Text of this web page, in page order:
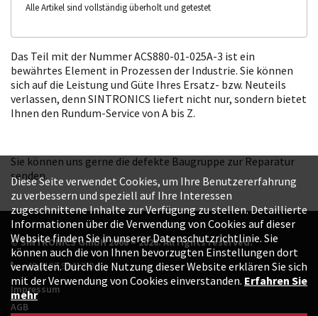
Alle Artikel sind vollständig überholt und getestet
Das Teil mit der Nummer ACS880-01-025A-3 ist ein
bewährtes Element in Prozessen der Industrie. Sie können
sich auf die Leistung und Güte Ihres Ersatz- bzw. Neuteils
verlassen, denn SINTRONICS liefert nicht nur, sondern bietet
Ihnen den Rundum-Service von A bis Z.
Sie können uns gerne die defekte Baugruppe zur Reparatur
senden.
© SINTRONICS GmbH 2008 – 2026. All rights reserved.
+49 6187 99413-0
Impressum
AGB
Diese Seite verwendet Cookies, um Ihre Benutzererfahrung
zu verbessern und speziell auf Ihre Interessen
zugeschnittene Inhalte zur Verfügung zu stellen. Detaillierte
Informationen über die Verwendung von Cookies auf dieser
Website finden Sie in unserer Datenschutzrichtlinie. Sie
können auch die von Ihnen bevorzugten Einstellungen dort
verwalten. Durch die Nutzung dieser Website erklären Sie sich
mit der Verwendung von Cookies einverstanden. Erfahren Sie
mehr